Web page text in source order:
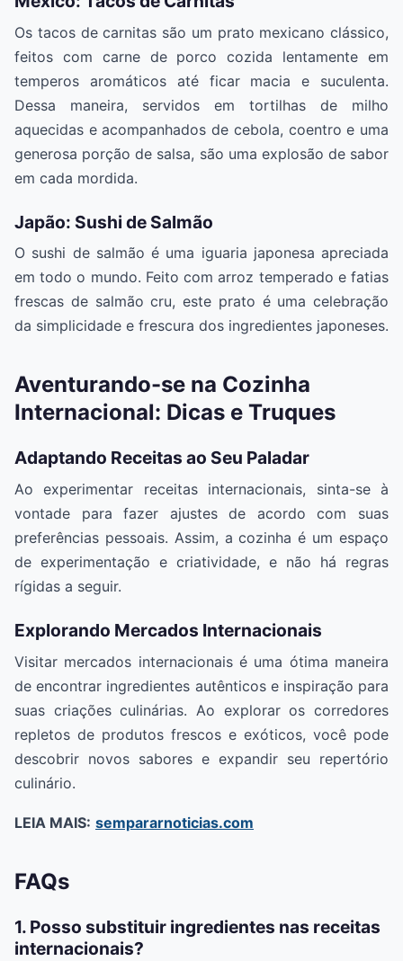
Os tacos de carnitas são um prato mexicano clássico,
feitos com carne de porco cozida lentamente em
temperos aromáticos até ficar macia e suculenta.
Dessa maneira, servidos em tortilhas de milho
aquecidas e acompanhados de cebola, coentro e uma
generosa porção de salsa, são uma explosão de sabor
em cada mordida.
Japão: Sushi de Salmão
O sushi de salmão é uma iguaria japonesa apreciada
em todo o mundo. Feito com arroz temperado e fatias
frescas de salmão cru, este prato é uma celebração
da simplicidade e frescura dos ingredientes japoneses.
Aventurando-se na Cozinha
Internacional: Dicas e Truques
Adaptando Receitas ao Seu Paladar
Ao experimentar receitas internacionais, sinta-se à
vontade para fazer ajustes de acordo com suas
preferências pessoais. Assim, a cozinha é um espaço
de experimentação e criatividade, e não há regras
rígidas a seguir.
Explorando Mercados Internacionais
Visitar mercados internacionais é uma ótima maneira
de encontrar ingredientes autênticos e inspiração para
suas criações culinárias. Ao explorar os corredores
repletos de produtos frescos e exóticos, você pode
descobrir novos sabores e expandir seu repertório
culinário.
LEIA MAIS: sempararnoticias.com
FAQs
1. Posso substituir ingredientes nas receitas
internacionais?